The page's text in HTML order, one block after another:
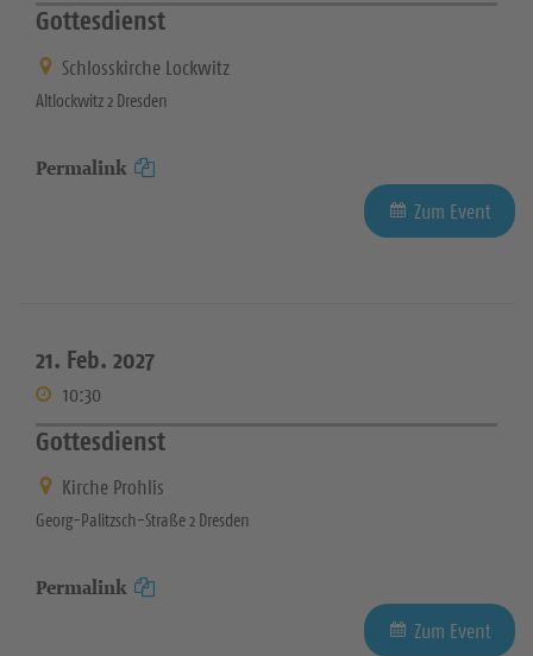
Gottesdienst
Schlosskirche Lockwitz
Altlockwitz 2 Dresden
Permalink
Zum Event
21. Feb. 2027
10:30
Gottesdienst
Kirche Prohlis
Georg-Palitzsch-Straße 2 Dresden
Permalink
Zum Event